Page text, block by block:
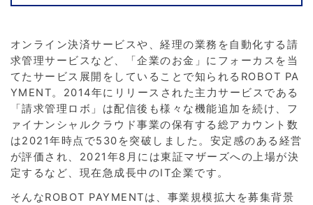
オンライン決済サービスや、経理の業務を自動化する請
求管理サービスなど、「企業のお金」にフォーカスを当
てたサービス展開をしていることで知られるROBOT PA
YMENT。2014年にリリースされた主力サービスである
「請求管理ロボ」は配信後も様々な機能追加を続け、フ
ァイナンシャルクラウド事業の保有する総アカウント数
は2021年時点で530を突破しました。安定感のある経営
が評価され、2021年8月には東証マザーズへの上場が決
定するなど、現在急成長中のIT企業です。
そんなROBOT PAYMENTは、事業規模拡大を募集背景